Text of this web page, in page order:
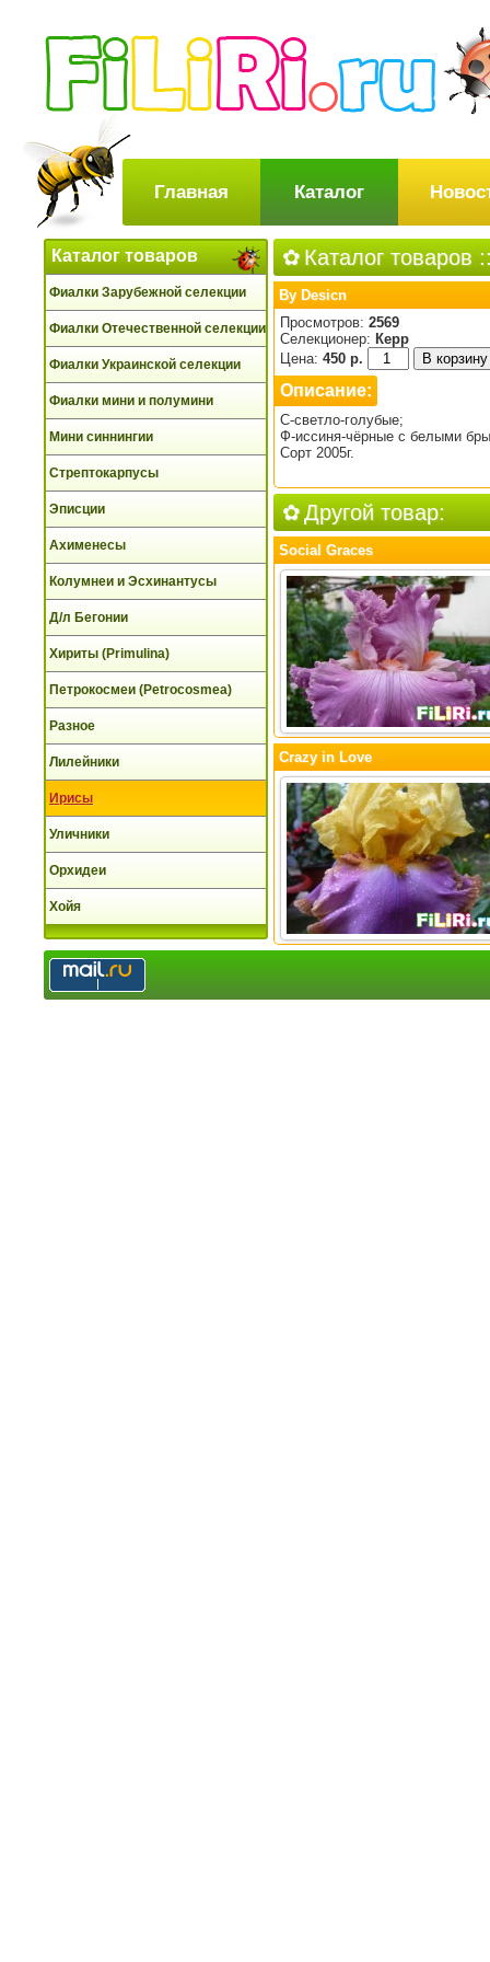
Главная Каталог
Каталог товаров
Фиалки Зарубежной селекции
Фиалки Отечественной селекции
Фиалки Украинской селекции
Фиалки мини и полумини
Мини синнингии
Стрептокарпусы
Эписции
Ахименесы
Колумнеи и Эсхинантусы
Д/л Бегонии
Хириты (Primulina)
Петрокосмеи (Petrocosmea)
Разное
Лилейники
Ирисы
Уличники
Орхидеи
Хойя
Каталог товаров
By Desicn
Просмотров: 2569
Селекционер: Керр
Цена: 450 р.
Описание:
С-светло-голубые;
Ф-иссиня-чёрные с белыми
Сорт 2005г.
Другой товар:
Social Graces
Crazy in Love